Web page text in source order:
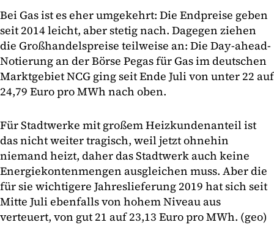
Bei Gas ist es eher umgekehrt: Die Endpreise geben
seit 2014 leicht, aber stetig nach. Dagegen ziehen
die Großhandelspreise teilweise an: Die Day-ahead-
Notierung an der Börse Pegas für Gas im deutschen
Marktgebiet NCG ging seit Ende Juli von unter 22 auf
24,79 Euro pro MWh nach oben.
Für Stadtwerke mit großem Heizkundenanteil ist
das nicht weiter tragisch, weil jetzt ohnehin
niemand heizt, daher das Stadtwerk auch keine
Energiekontenmengen ausgleichen muss. Aber die
für sie wichtigere Jahreslieferung 2019 hat sich seit
Mitte Juli ebenfalls von hohem Niveau aus
verteuert, von gut 21 auf 23,13 Euro pro MWh. (geo)